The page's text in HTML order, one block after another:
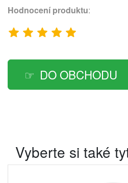
Hodnocení produktu:
DO OBCHODU
Vyberte si také